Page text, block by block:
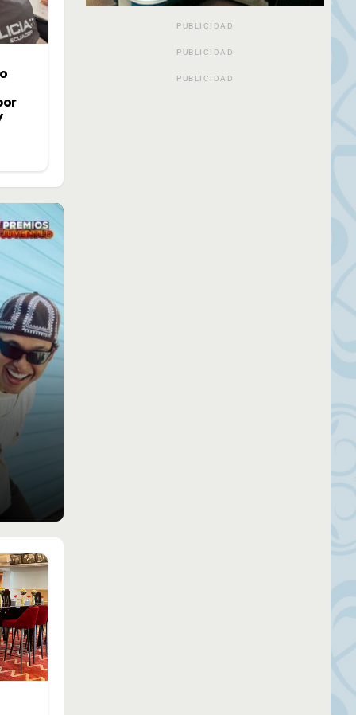
PUBLICIDAD
PUBLICIDAD
PUBLICIDAD